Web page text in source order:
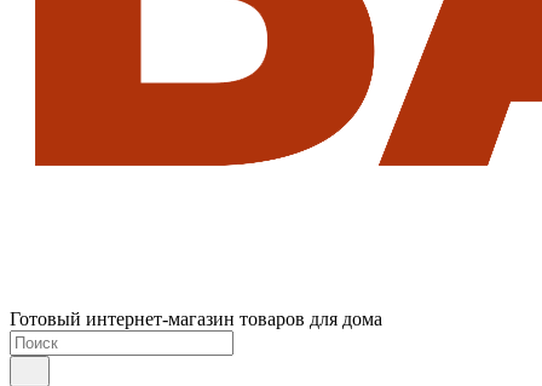
Готовый интернет-магазин товаров для дома